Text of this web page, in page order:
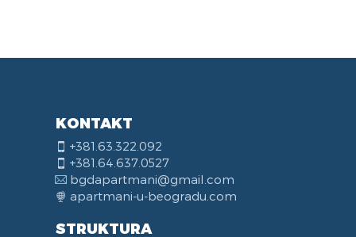
KONTAKT
+381.63.322.092
+381.64.637.0527
bgdapartmani@gmail.com
apartmani-u-beogradu.com
STRUKTURA